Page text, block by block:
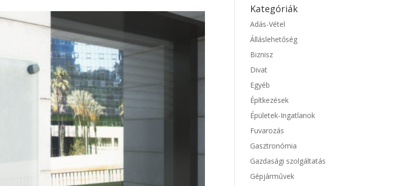
Kategóriák
Adás-Vétel
Álláslehetőség
Biznisz
Divat
Egyéb
Építkezések
Épületek-Ingatlanok
Fuvarozás
Gasztronómia
Gazdasági szolgáltatás
Gépjárművek